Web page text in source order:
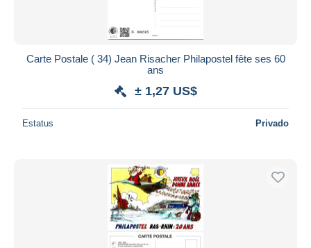
Carte Postale ( 34) Jean Risacher Philapostel fête ses 60
ans
± 1,27 US$
Estatus Privado